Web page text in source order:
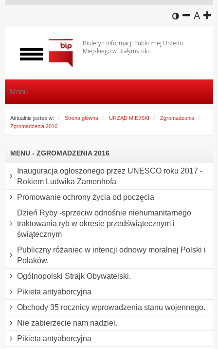
wersja
A
Biuletyn Informacji Publicznej Urzędu
Miejskiego w Białymstoku
Włącz
menu
Menu
Aktualnie jesteś w: Strona główna URZĄD MIEJSKI
Zgromadzenia
Zgromadzenia 2016
MENU - ZGROMADZENIA 2016
Inauguracja ogłoszonego przez UNESCO roku 2017 -
Rokiem Ludwika Zamenhofa
Promowanie ochrony życia od poczęcia
Dzień Ryby -sprzeciw odnośnie niehumanitarnego
traktowania ryb w okresie przedświątecznym i
świątecznym
Publiczny różaniec w intencji odnowy moralnej Polski i
Polaków.
Ogólnopolski Strajk Obywatelski.
Pikieta antyaborcyjna
Obchody 35 rocznicy wprowadzenia stanu wojennego.
Nie zabierzecie nam nadziei.
Pikieta antyaborcyjna